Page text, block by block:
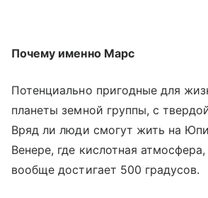
Почему именно Марс
Потенциально пригодные для
планеты земной группы, с
Вряд ли люди смогут жить на
Венере, где кислотная
вообще достигает 500 градусов.